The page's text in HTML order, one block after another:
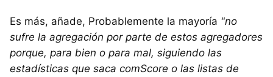
Es más, añade, Probablemente la mayoría "no
sufre la agregación por parte de estos agregadores
porque, para bien o para mal, siguiendo las
estadísticas que saca comScore o las listas de